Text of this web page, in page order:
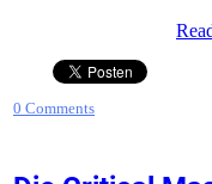
0 Comments